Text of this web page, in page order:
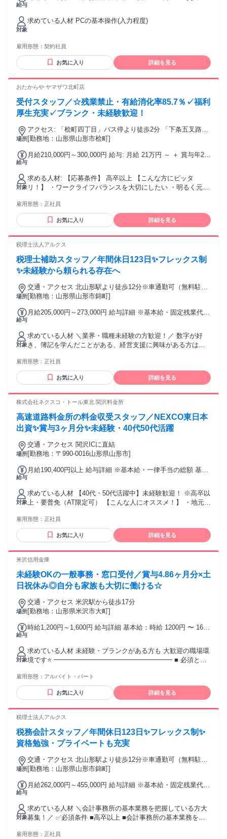
給与
対象
求めている人材 PCの基本操作(入力程度)
雇用形態： 契約社員
お気に入り 詳細を見る
おたからや ヤマザワ北町店
受付スタッフ／☆残業禁止・有給消化率85.7％✓福利
厚生充実✓ブランク・未経験歓迎！
場所
アクセス: 「桧町四丁目」バス停より徒歩2分 「下条五叉路」
より北に約400m
[勤務地：山形県山形市桧町]
給与
月給210,000円～300,000円 給与: 月給 21万円 ～ ＋ 賞与年2回
対象
求める人材: 【応募条件】 高卒以上 【こんな方にピッタ
リ！】 ・ワークライフバランスを大切にしたい ・明るく元気
きたい方 ・残業禁止で家庭やプライベート充実させたい方 他
にも、 未経験からスキルアップしたい、フリーターから正社
員になりたい方など大歓迎！
雇用形態： 正社員
お気に入り 詳細を見る
税理士法人アルクス
税理士補助スタッフ／年間休日123日✨フレックス制
✨未経験から頼られる存在へ
場所
交通・アクセス 北山形駅より徒歩12分※車通勤可（無料駐車
場完備）※UIターン大歓迎！
[勤務地：山形県山形市錦町]
給与
月給205,000円～273,000円 給与詳細 ※基本給・固定残業代の
あたり2万5000円 〜 3万3000円（固定残業時間：1ヶ月あたり
19時間） 固定残業時間を超えた勤務時間については別途残業
代を支給する 【一律手当】 全員に一律で支払われる通勤・皆
勤・家族手当金額：なし 全員に一律で支払われるその他手当
決定します。 【各種手当】 ■資格手当（税理士科目合格、公
認会計士、社会保険労務士、行政書士、中小企業診断士、日
商簿記1級など） ■通勤手当（月30,000円まで） ■新規顧客紹
介インセンティブ ■保険成約インセンティブ 【昇給・賞与】
■昇給あり（前年度実績：3.00％～） ■賞与年2回（前年度実
績：計2.0ヶ月分）
対象
求めている人材 ＼業界・職種未経験の方歓迎！／ 数字が好
き、簿記を学んだことがある、経営支援に興味がある方は大
方優遇します！！ ✅必須条件 ■高卒以上 ■普通自動車運転免
許（AT限定可） ■Word、Excelの基本的なスキル ✅こんな方
に向いています ■簿記の知識を実務で活かしたい方 ■経営者に
を前向きに学べる方 ■数字の変化や課題に気づき、考えるこ
分かりやすく伝えるコミュニケーションを意識できる方 ■指
示待ちではなく、自ら能動的に学び成長し続けられる方 ■ス
きる方 実務未経験の方も孤立することなく、チーム全体で支
え合いながら安心して知識や経験を積んでいける環境です。
雇用形態： 正社員
お気に入り 詳細を見る
株式会社ネクスコ・トール東北 関沢料金所
高速道路料金所の料金収受スタッフ／NEXCO東日本
出資✨賞与3ヶ月分✨未経験・40代50代活躍
場所
交通・アクセス 関沢ICに直結
[勤務地：〒990-0016山形県山形市]
給与
月給190,400円以上 給与詳細 ※基本給・一律手当の総額 基本
に一律で支払われる通勤・皆勤・家族手当金額：なし 全員に
一律で支払われるその他手当金額：あり 1ヶ月あたり2万4400
円 〜 ★職務手当を含んだ金額です 【以下は、別途支給しま
す】 ★通勤手当 ★扶養手当 →配偶者7000円／ 子1人につき
手当 ★深夜手当 【昇給】 年1回（令和6年度実績） 【賞与】
年2回（計3.2ヶ月分・令和6年度実績）
対象
求めている人材 【40代・50代活躍中】未経験歓迎！ ※高卒以
上・要普免（AT限定可） 【こんな人にオススメ！】 ・地元で
ど、シフト勤務の経験がある方 ・夜勤や交代勤務に慣れてい
て、生活リズムを保ちながら働きたい方 ・人と話すのが好き
で、落ち着いた対応ができる方 ・「最後の転職にしたい」
している人の特徴】 ◆40代・50代を中心に活躍中！ 飲食・製
で働きたい」「体力的に無理なく働きたい」など、 転職理由
もさまざまです。 未経験スタートの方がほとんどなのでご安
を上限(例外事由1号) 定年年齢が63歳のため及び満18歳未満の
深夜業務の原則禁止）
雇用形態： 正社員
お気に入り 詳細を見る
米沢信用金庫
未経験OKの一般事務・窓口受付／賞与4.86ヶ月分×土
日祝休み◎自分も家族も大切に働ける☆
場所
交通・アクセス 米沢駅から徒歩17分
[勤務地：山形県米沢市大町]
給与
時給1,200円～1,600円 給与詳細 基本給：時給 1200円 〜 1600
あり） ✨賞与制度あり （前年度実績：年2回、計4.86ヶ月分
の高水準！） ━━━━━━━━━━━━━━━━━━ ■ 通勤
手当もしっかり支給 ━━━━━━━━━━━━━━━━━━
5km未満：7,000円〜 ⭐️徒歩でも交通費7,000円支給されます◎
対象
求めている人材 未経験・ブランクがある方も 大歓迎の職場環
境です⭐ ━━━━━━━━━━━━━━━━━━ ■ 必須とな
の学歴 普通自動車運転免許 （AT限定の方も大歓迎です）
━━━━━━━━━━━━━━━━━━ ■ 歓迎するスキル・
経験 ━━━━━━━━━━━━━━━━━━ 💻パソコンの簡
での窓口業務の 経験がある方は尚可⭐
迎します ━━━━━━━━━━━━━━━━━━ ・人と接す
ることや、 お話しすることが好きな方 ・地域に密着した職場
成長を実感したい方 ・第二新卒の方も歓迎します！！
━━━━━━━━━━━━━━━━━━ ■ ライフスタイルに
庫のパートスタッフさんは、 「土日祝日休みで家事と両立で
由に 入社を決めてくれています◎ ブランクがある方も大歓
迎！ ていねいにフォローします。 40代、50代、60代の メン
ら、安定した環境で 長く働きたい方に最適です。
雇用形態： アルバイト・パート
お気に入り 詳細を見る
税理士法人アルクス
税務会計スタッフ／年間休日123日✨フレックス制✨
資格勉強・プライベートも充実
場所
交通・アクセス 北山形駅より徒歩12分※車通勤可（無料駐車
場完備）※UIターン大歓迎！
[勤務地：山形県山形市錦町]
給与
月給262,000円～455,000円 給与詳細 ※基本給・固定残業代の
あたり3万2000円 〜 5万5000円（固定残業時間：1ヶ月あたり
19時間） 固定残業時間を超えた勤務時間については別途残業
代を支給する 【一律手当】 全員に一律で支払われる通勤・皆
勤・家族手当金額：なし 全員に一律で支払われるその他手当
対象
求めている人材 ＼会計事務所の基本業務を把握している方大
募集！／ ✅必須条件 ■高卒以上 ■会計事務所の基本業務を把
Excelの基本的なスキル ✅歓迎条件 ■税理士試験科目合格者
雇用形態： 正社員